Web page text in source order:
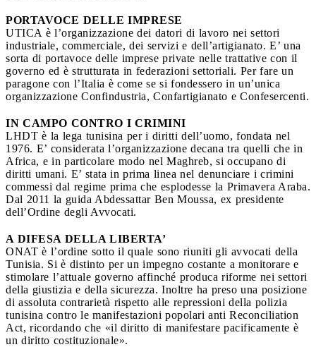
PORTAVOCE DELLE IMPRESE
UTICA è l’organizzazione dei datori di lavoro nei settori
industriale, commerciale, dei servizi e dell’artigianato. E’ una
sorta di portavoce delle imprese private nelle trattative con il
governo ed è strutturata in federazioni settoriali. Per fare un
paragone con l’Italia è come se si fondessero in un’unica
organizzazione Confindustria, Confartigianato e Confesercenti.
IN CAMPO CONTRO I CRIMINI
LHDT è la lega tunisina per i diritti dell’uomo, fondata nel
1976. E’ considerata l’organizzazione decana tra quelli che in
Africa, e in particolare modo nel Maghreb, si occupano di
diritti umani. E’ stata in prima linea nel denunciare i crimini
commessi dal regime prima che esplodesse la Primavera Araba.
Dal 2011 la guida Abdessattar Ben Moussa, ex presidente
dell’Ordine degli Avvocati.
A DIFESA DELLA LIBERTA’
ONAT è l’ordine sotto il quale sono riuniti gli avvocati della
Tunisia. Si è distinto per un impegno costante a monitorare e
stimolare l’attuale governo affinché produca riforme nei settori
della giustizia e della sicurezza. Inoltre ha preso una posizione
di assoluta contrarietà rispetto alle repressioni della polizia
tunisina contro le manifestazioni popolari anti Reconciliation
Act, ricordando che «il diritto di manifestare pacificamente è
un diritto costituzionale».